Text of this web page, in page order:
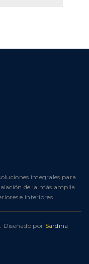
integrales para
de la más amplia
e interiores.
Diseñado por Sardina